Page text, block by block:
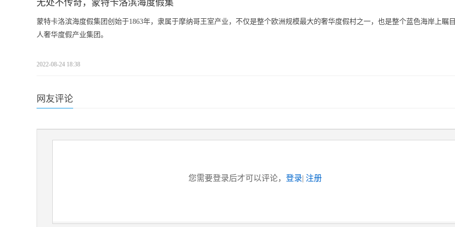
无处不传奇，蒙特卡洛滨海度假集
蒙特卡洛滨海度假集团创始于1863年，隶属于摩纳哥王室产业，不仅是整个欧洲规模最大的奢华度假村之一，也是整个蓝色海岸上瞩
人奢华度假产业集团。
2022-08-24 18:38
网友评论
您需要登录后才可以评论， 登录| 注册